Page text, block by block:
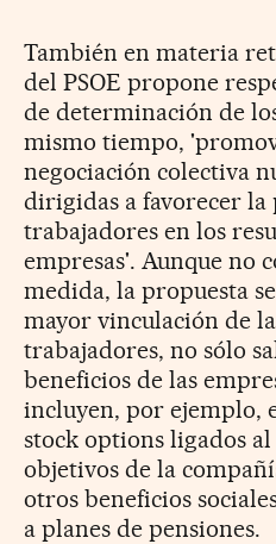
También en materia
del PSOE propone
de determinación de
mismo tiempo,
negociación colectiva
dirigidas a favorecer
trabajadores en los
empresas'. Aunque no
medida, la propuesta
mayor vinculación de
trabajadores, no sólo
beneficios de las
incluyen, por ejemplo,
stock options ligados
objetivos de la
otros beneficios
a planes de pensiones.